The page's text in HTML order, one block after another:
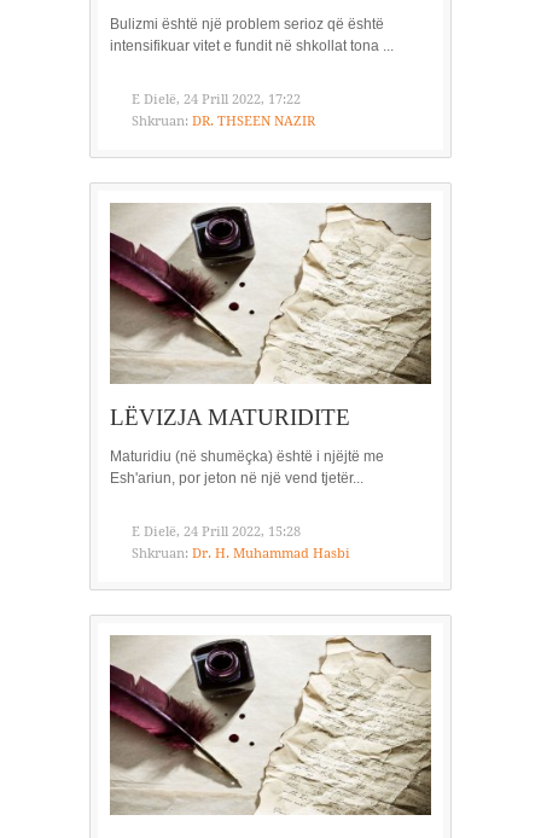
Bulizmi është një problem serioz që është
intensifikuar vitet e fundit në shkollat ​​tona ...
E Dielë, 24 Prill 2022, 17:22
Shkruan: DR. THSEEN NAZIR
LËVIZJA MATURIDITE
Maturidiu (në shumëçka) është i njëjtë me
Esh'ariun, por jeton në një vend tjetër...
E Dielë, 24 Prill 2022, 15:28
Shkruan: Dr. H. Muhammad Hasbi